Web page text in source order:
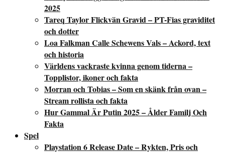
2025
Tareq Taylor Flickvän Gravid – PT-Fias graviditet
och dotter
Loa Falkman Calle Schewens Vals – Ackord, text
och historia
Världens vackraste kvinna genom tiderna –
Topplistor, ikoner och fakta
Morran och Tobias – Som en skänk från ovan –
Stream rollista och fakta
Hur Gammal Är Putin 2025 – Ålder Familj Och
Fakta
Spel
Playstation 6 Release Date – Rykten, Pris och